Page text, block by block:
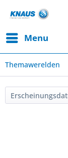
Menu
Themawerelden